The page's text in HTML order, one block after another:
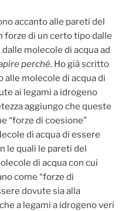
accanto alle pareti del
di un certo tipo dalle
molecole di acqua ad
perché. Ho già scritto
alle molecole di acqua di
ai legami a idrogeno
aggiungo che queste
“forze di coesione”
di acqua di essere
le quali le pareti del
di acqua con cui
come “forze di
dovute sia alla
a legami a idrogeno veri